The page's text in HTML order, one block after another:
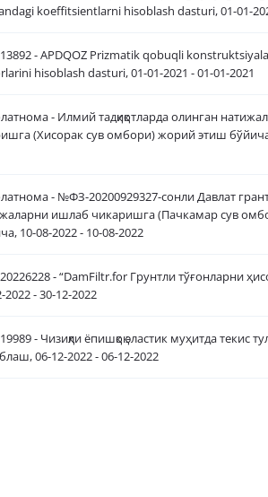
koeffitsientlarni hisoblash dasturi, 01-01-
13892 - APDQOZ Prizmatik qobuqli
hisoblash dasturi, 01-01-2021 - 01-01-2021
- Илмий тадқиқотларда олинган
(Хисорак сув омбори) жорий этиш
- №ФЗ-20200929327-сонли Давлат
ишлаб чикаришга (Пачкамар сув
10-08-2022 - 10-08-2022
- “DamFiltr.for Грунтли тўғонларни
2022 - 30-12-2022
- Чизиқли ёпишқоқ эластик муҳитда текис
06-12-2022 - 06-12-2022